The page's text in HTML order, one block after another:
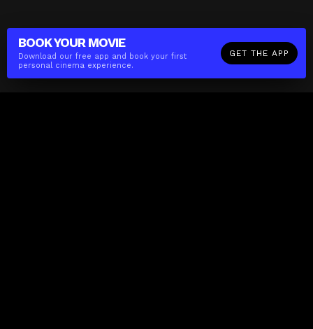
BOOK YOUR MOVIE
Download our free app and book your first
personal cinema experience.
GET THE APP